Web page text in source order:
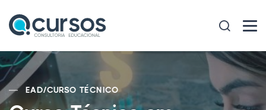
EAD/CURSO TÉCNICO